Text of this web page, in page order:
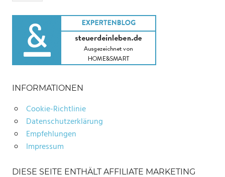
INFORMATIONEN
Cookie-Richtlinie
Datenschutzerklärung
Empfehlungen
Impressum
DIESE SEITE ENTHÄLT AFFILIATE MARKETING